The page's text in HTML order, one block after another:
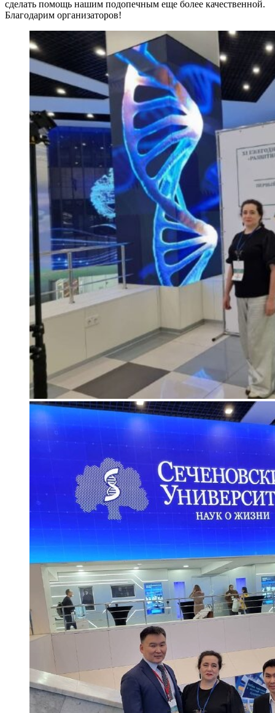
сделать помощь нашим подопечным еще более качественной.
Благодарим организаторов!